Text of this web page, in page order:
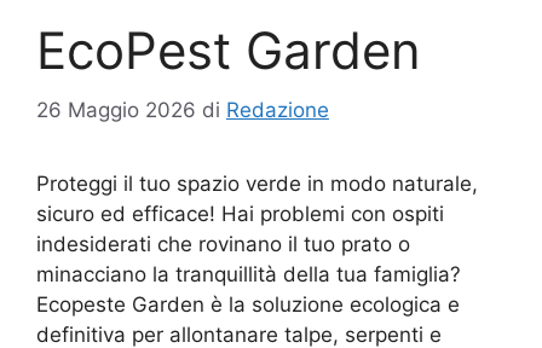
EcoPest Garden
26 Maggio 2026 di Redazione
Proteggi il tuo spazio verde in modo naturale,
sicuro ed efficace! Hai problemi con ospiti
indesiderati che rovinano il tuo prato o
minacciano la tranquillità della tua famiglia?
Ecopeste Garden è la soluzione ecologica e
definitiva per allontanare talpe, serpenti e